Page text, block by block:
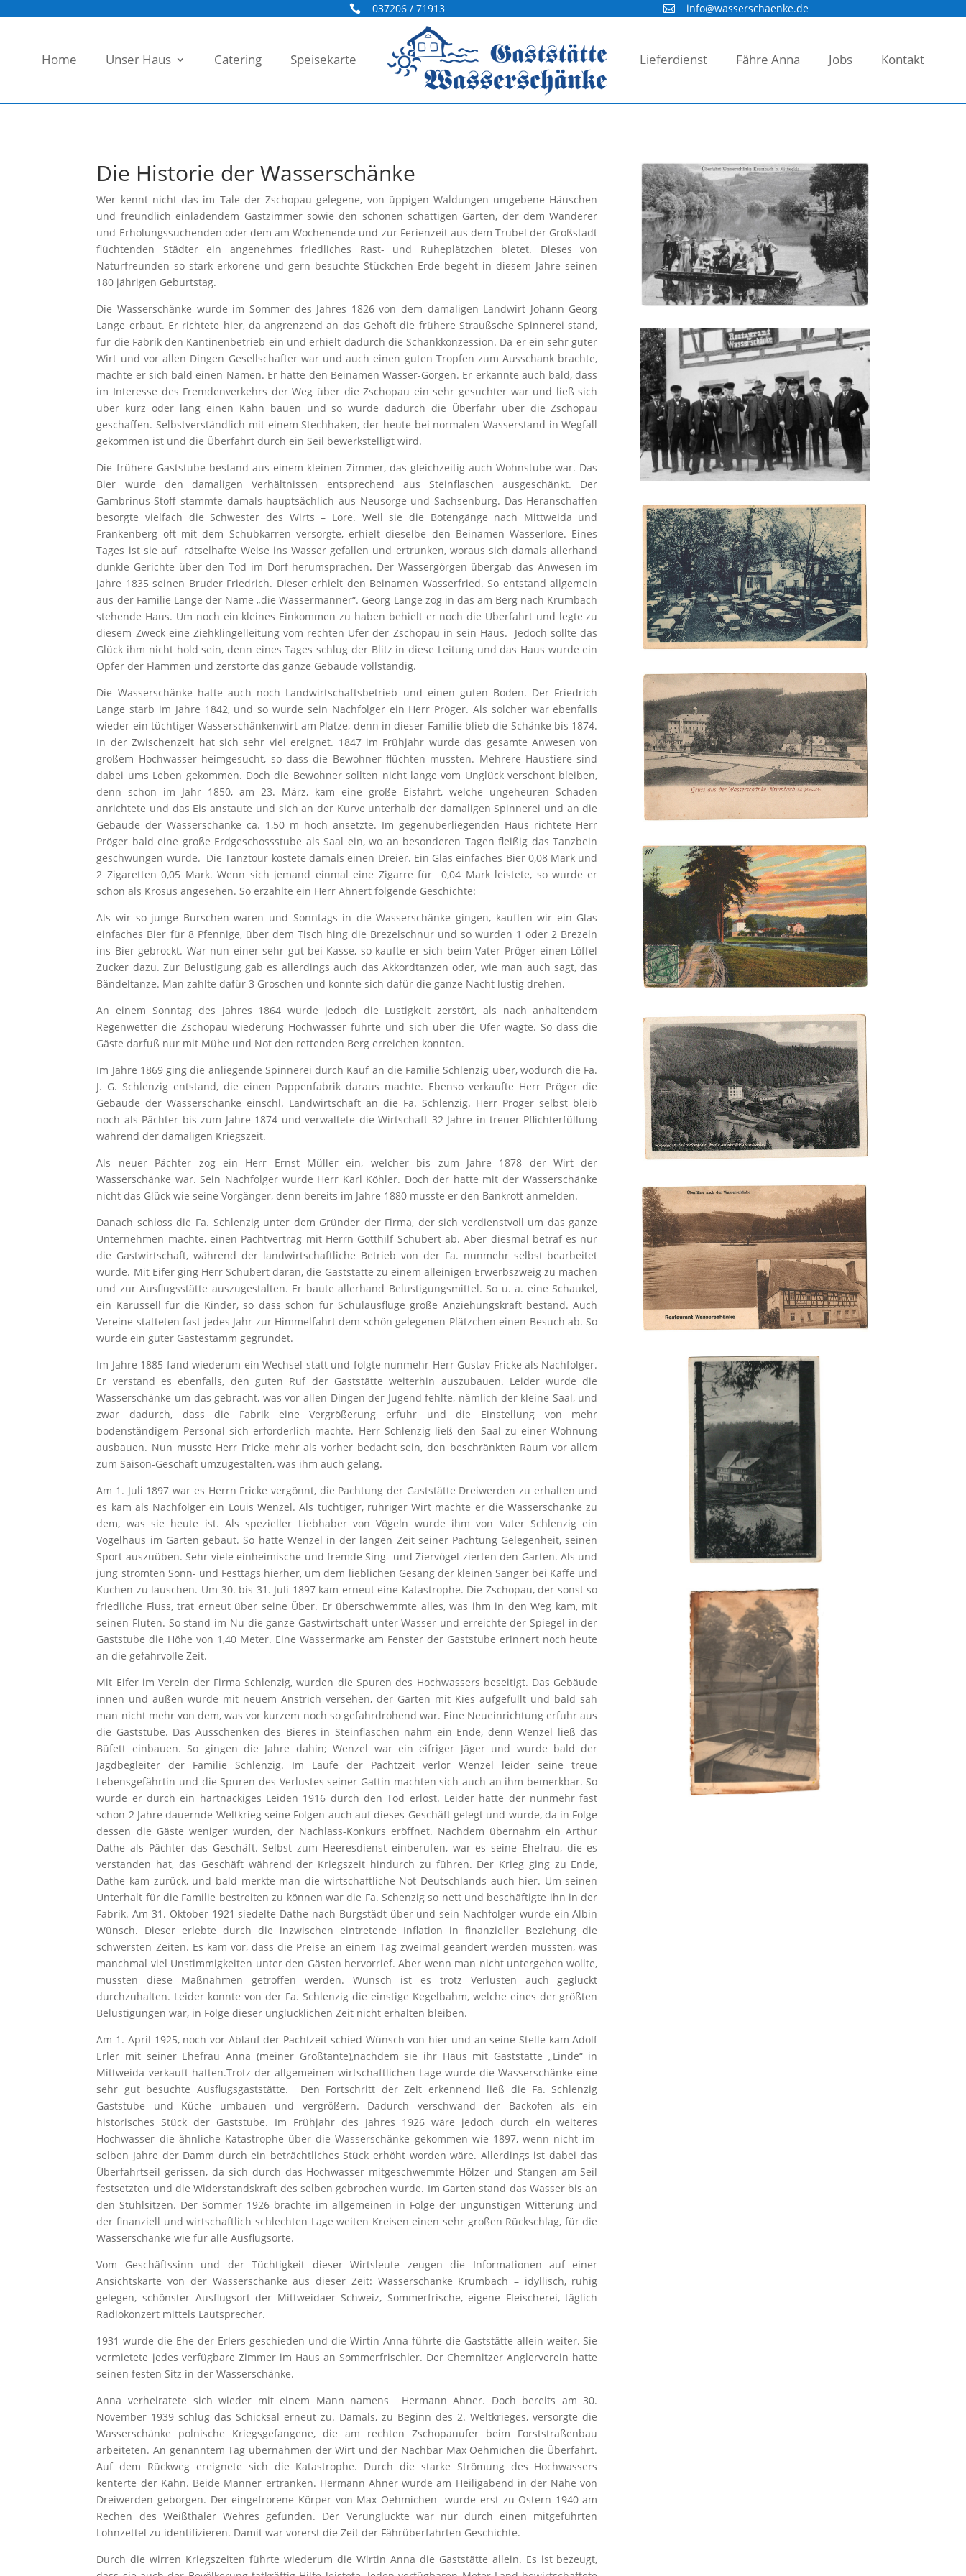
 037206 / 71913  info@wasserschaenke.de
Home Unser Haus Catering Speisekarte Lieferdienst Fähre Anna Jobs Kontakt
Die Historie der Wasserschänke
Wer kennt nicht das im Tale der Zschopau gelegene, von üppigen Waldungen umgebene Häuschen
und freundlich einladendem Gastzimmer sowie den schönen schattigen Garten, der dem Wanderer
und Erholungssuchenden oder dem am Wochenende und zur Ferienzeit aus dem Trubel der Großstadt
flüchtenden Städter ein angenehmes friedliches Rast- und Ruheplätzchen bietet. Dieses von
Naturfreunden so stark erkorene und gern besuchte Stückchen Erde begeht in diesem Jahre seinen
180 jährigen Geburtstag.
Die Wasserschänke wurde im Sommer des Jahres 1826 von dem damaligen Landwirt Johann Georg
Lange erbaut. Er richtete hier, da angrenzend an das Gehöft die frühere Straußsche Spinnerei stand,
für die Fabrik den Kantinenbetrieb ein und erhielt dadurch die Schankkonzession. Da er ein sehr guter
Wirt und vor allen Dingen Gesellschafter war und auch einen guten Tropfen zum Ausschank brachte,
machte er sich bald einen Namen. Er hatte den Beinamen Wasser-Görgen. Er erkannte auch bald, dass
im Interesse des Fremdenverkehrs der Weg über die Zschopau ein sehr gesuchter war und ließ sich
über kurz oder lang einen Kahn bauen und so wurde dadurch die Überfahr über die Zschopau
geschaffen. Selbstverständlich mit einem Stechhaken, der heute bei normalen Wasserstand in Wegfall
gekommen ist und die Überfahrt durch ein Seil bewerkstelligt wird.
Die frühere Gaststube bestand aus einem kleinen Zimmer, das gleichzeitig auch Wohnstube war. Das
Bier wurde den damaligen Verhältnissen entsprechend aus Steinflaschen ausgeschänkt. Der
Gambrinus-Stoff stammte damals hauptsächlich aus Neusorge und Sachsenburg. Das Heranschaffen
besorgte vielfach die Schwester des Wirts – Lore. Weil sie die Botengänge nach Mittweida und
Frankenberg oft mit dem Schubkarren versorgte, erhielt dieselbe den Beinamen Wasserlore. Eines
Tages ist sie auf rätselhafte Weise ins Wasser gefallen und ertrunken, woraus sich damals allerhand
dunkle Gerichte über den Tod im Dorf herumsprachen. Der Wassergörgen übergab das Anwesen im
Jahre 1835 seinen Bruder Friedrich. Dieser erhielt den Beinamen Wasserfried. So entstand allgemein
aus der Familie Lange der Name „die Wassermänner“. Georg Lange zog in das am Berg nach Krumbach
stehende Haus. Um noch ein kleines Einkommen zu haben behielt er noch die Überfahrt und legte zu
diesem Zweck eine Ziehklingelleitung vom rechten Ufer der Zschopau in sein Haus. Jedoch sollte das
Glück ihm nicht hold sein, denn eines Tages schlug der Blitz in diese Leitung und das Haus wurde ein
Opfer der Flammen und zerstörte das ganze Gebäude vollständig.
Die Wasserschänke hatte auch noch Landwirtschaftsbetrieb und einen guten Boden. Der Friedrich
Lange starb im Jahre 1842, und so wurde sein Nachfolger ein Herr Pröger. Als solcher war ebenfalls
wieder ein tüchtiger Wasserschänkenwirt am Platze, denn in dieser Familie blieb die Schänke bis 1874.
In der Zwischenzeit hat sich sehr viel ereignet. 1847 im Frühjahr wurde das gesamte Anwesen von
großem Hochwasser heimgesucht, so dass die Bewohner flüchten mussten. Mehrere Haustiere sind
dabei ums Leben gekommen. Doch die Bewohner sollten nicht lange vom Unglück verschont bleiben,
denn schon im Jahr 1850, am 23. März, kam eine große Eisfahrt, welche ungeheuren Schaden
anrichtete und das Eis anstaute und sich an der Kurve unterhalb der damaligen Spinnerei und an die
Gebäude der Wasserschänke ca. 1,50 m hoch ansetzte. Im gegenüberliegenden Haus richtete Herr
Pröger bald eine große Erdgeschossstube als Saal ein, wo an besonderen Tagen fleißig das Tanzbein
geschwungen wurde. Die Tanztour kostete damals einen Dreier. Ein Glas einfaches Bier 0,08 Mark und
2 Zigaretten 0,05 Mark. Wenn sich jemand einmal eine Zigarre für 0,04 Mark leistete, so wurde er
schon als Krösus angesehen. So erzählte ein Herr Ahnert folgende Geschichte:
Als wir so junge Burschen waren und Sonntags in die Wasserschänke gingen, kauften wir ein Glas
einfaches Bier für 8 Pfennige, über dem Tisch hing die Brezelschnur und so wurden 1 oder 2 Brezeln
ins Bier gebrockt. War nun einer sehr gut bei Kasse, so kaufte er sich beim Vater Pröger einen Löffel
Zucker dazu. Zur Belustigung gab es allerdings auch das Akkordtanzen oder, wie man auch sagt, das
Bändeltanze. Man zahlte dafür 3 Groschen und konnte sich dafür die ganze Nacht lustig drehen.
An einem Sonntag des Jahres 1864 wurde jedoch die Lustigkeit zerstört, als nach anhaltendem
Regenwetter die Zschopau wiederung Hochwasser führte und sich über die Ufer wagte. So dass die
Gäste darfuß nur mit Mühe und Not den rettenden Berg erreichen konnten.
Im Jahre 1869 ging die anliegende Spinnerei durch Kauf an die Familie Schlenzig über, wodurch die Fa.
J. G. Schlenzig entstand, die einen Pappenfabrik daraus machte. Ebenso verkaufte Herr Pröger die
Gebäude der Wasserschänke einschl. Landwirtschaft an die Fa. Schlenzig. Herr Pröger selbst bleib
noch als Pächter bis zum Jahre 1874 und verwaltete die Wirtschaft 32 Jahre in treuer Pflichterfüllung
während der damaligen Kriegszeit.
Als neuer Pächter zog ein Herr Ernst Müller ein, welcher bis zum Jahre 1878 der Wirt der
Wasserschänke war. Sein Nachfolger wurde Herr Karl Köhler. Doch der hatte mit der Wasserschänke
nicht das Glück wie seine Vorgänger, denn bereits im Jahre 1880 musste er den Bankrott anmelden.
Danach schloss die Fa. Schlenzig unter dem Gründer der Firma, der sich verdienstvoll um das ganze
Unternehmen machte, einen Pachtvertrag mit Herrn Gotthilf Schubert ab. Aber diesmal betraf es nur
die Gastwirtschaft, während der landwirtschaftliche Betrieb von der Fa. nunmehr selbst bearbeitet
wurde. Mit Eifer ging Herr Schubert daran, die Gaststätte zu einem alleinigen Erwerbszweig zu machen
und zur Ausflugsstätte auszugestalten. Er baute allerhand Belustigungsmittel. So u. a. eine Schaukel,
ein Karussell für die Kinder, so dass schon für Schulausflüge große Anziehungskraft bestand. Auch
Vereine statteten fast jedes Jahr zur Himmelfahrt dem schön gelegenen Plätzchen einen Besuch ab. So
wurde ein guter Gästestamm gegründet.
Im Jahre 1885 fand wiederum ein Wechsel statt und folgte nunmehr Herr Gustav Fricke als Nachfolger.
Er verstand es ebenfalls, den guten Ruf der Gaststätte weiterhin auszubauen. Leider wurde die
Wasserschänke um das gebracht, was vor allen Dingen der Jugend fehlte, nämlich der kleine Saal, und
zwar dadurch, dass die Fabrik eine Vergrößerung erfuhr und die Einstellung von mehr
bodenständigem Personal sich erforderlich machte. Herr Schlenzig ließ den Saal zu einer Wohnung
ausbauen. Nun musste Herr Fricke mehr als vorher bedacht sein, den beschränkten Raum vor allem
zum Saison-Geschäft umzugestalten, was ihm auch gelang.
Am 1. Juli 1897 war es Herrn Fricke vergönnt, die Pachtung der Gaststätte Dreiwerden zu erhalten und
es kam als Nachfolger ein Louis Wenzel. Als tüchtiger, rühriger Wirt machte er die Wasserschänke zu
dem, was sie heute ist. Als spezieller Liebhaber von Vögeln wurde ihm von Vater Schlenzig ein
Vogelhaus im Garten gebaut. So hatte Wenzel in der langen Zeit seiner Pachtung Gelegenheit, seinen
Sport auszuüben. Sehr viele einheimische und fremde Sing- und Ziervögel zierten den Garten. Als und
jung strömten Sonn- und Festtags hierher, um dem lieblichen Gesang der kleinen Sänger bei Kaffe und
Kuchen zu lauschen. Um 30. bis 31. Juli 1897 kam erneut eine Katastrophe. Die Zschopau, der sonst so
friedliche Fluss, trat erneut über seine Über. Er überschwemmte alles, was ihm in den Weg kam, mit
seinen Fluten. So stand im Nu die ganze Gastwirtschaft unter Wasser und erreichte der Spiegel in der
Gaststube die Höhe von 1,40 Meter. Eine Wassermarke am Fenster der Gaststube erinnert noch heute
an die gefahrvolle Zeit.
Mit Eifer im Verein der Firma Schlenzig, wurden die Spuren des Hochwassers beseitigt. Das Gebäude
innen und außen wurde mit neuem Anstrich versehen, der Garten mit Kies aufgefüllt und bald sah
man nicht mehr von dem, was vor kurzem noch so gefahrdrohend war. Eine Neueinrichtung erfuhr aus
die Gaststube. Das Ausschenken des Bieres in Steinflaschen nahm ein Ende, denn Wenzel ließ das
Büfett einbauen. So gingen die Jahre dahin; Wenzel war ein eifriger Jäger und wurde bald der
Jagdbegleiter der Familie Schlenzig. Im Laufe der Pachtzeit verlor Wenzel leider seine treue
Lebensgefährtin und die Spuren des Verlustes seiner Gattin machten sich auch an ihm bemerkbar. So
wurde er durch ein hartnäckiges Leiden 1916 durch den Tod erlöst. Leider hatte der nunmehr fast
schon 2 Jahre dauernde Weltkrieg seine Folgen auch auf dieses Geschäft gelegt und wurde, da in Folge
dessen die Gäste weniger wurden, der Nachlass-Konkurs eröffnet. Nachdem übernahm ein Arthur
Dathe als Pächter das Geschäft. Selbst zum Heeresdienst einberufen, war es seine Ehefrau, die es
verstanden hat, das Geschäft während der Kriegszeit hindurch zu führen. Der Krieg ging zu Ende,
Dathe kam zurück, und bald merkte man die wirtschaftliche Not Deutschlands auch hier. Um seinen
Unterhalt für die Familie bestreiten zu können war die Fa. Schenzig so nett und beschäftigte ihn in der
Fabrik. Am 31. Oktober 1921 siedelte Dathe nach Burgstädt über und sein Nachfolger wurde ein Albin
Wünsch. Dieser erlebte durch die inzwischen eintretende Inflation in finanzieller Beziehung die
schwersten Zeiten. Es kam vor, dass die Preise an einem Tag zweimal geändert werden mussten, was
manchmal viel Unstimmigkeiten unter den Gästen hervorrief. Aber wenn man nicht untergehen wollte,
mussten diese Maßnahmen getroffen werden. Wünsch ist es trotz Verlusten auch geglückt
durchzuhalten. Leider konnte von der Fa. Schlenzig die einstige Kegelbahm, welche eines der größten
Belustigungen war, in Folge dieser unglücklichen Zeit nicht erhalten bleiben.
Am 1. April 1925, noch vor Ablauf der Pachtzeit schied Wünsch von hier und an seine Stelle kam Adolf
Erler mit seiner Ehefrau Anna (meiner Großtante),nachdem sie ihr Haus mit Gaststätte „Linde“ in
Mittweida verkauft hatten.Trotz der allgemeinen wirtschaftlichen Lage wurde die Wasserschänke eine
sehr gut besuchte Ausflugsgaststätte. Den Fortschritt der Zeit erkennend ließ die Fa. Schlenzig
Gaststube und Küche umbauen und vergrößern. Dadurch verschwand der Backofen als ein
historisches Stück der Gaststube. Im Frühjahr des Jahres 1926 wäre jedoch durch ein weiteres
Hochwasser die ähnliche Katastrophe über die Wasserschänke gekommen wie 1897, wenn nicht im
selben Jahre der Damm durch ein beträchtliches Stück erhöht worden wäre. Allerdings ist dabei das
Überfahrtseil gerissen, da sich durch das Hochwasser mitgeschwemmte Hölzer und Stangen am Seil
festsetzten und die Widerstandskraft des selben gebrochen wurde. Im Garten stand das Wasser bis an
den Stuhlsitzen. Der Sommer 1926 brachte im allgemeinen in Folge der ungünstigen Witterung und
der finanziell und wirtschaftlich schlechten Lage weiten Kreisen einen sehr großen Rückschlag, für die
Wasserschänke wie für alle Ausflugsorte.
Vom Geschäftssinn und der Tüchtigkeit dieser Wirtsleute zeugen die Informationen auf einer
Ansichtskarte von der Wasserschänke aus dieser Zeit: Wasserschänke Krumbach – idyllisch, ruhig
gelegen, schönster Ausflugsort der Mittweidaer Schweiz, Sommerfrische, eigene Fleischerei, täglich
Radiokonzert mittels Lautsprecher.
1931 wurde die Ehe der Erlers geschieden und die Wirtin Anna führte die Gaststätte allein weiter. Sie
vermietete jedes verfügbare Zimmer im Haus an Sommerfrischler. Der Chemnitzer Anglerverein hatte
seinen festen Sitz in der Wasserschänke.
Anna verheiratete sich wieder mit einem Mann namens Hermann Ahner. Doch bereits am 30.
November 1939 schlug das Schicksal erneut zu. Damals, zu Beginn des 2. Weltkrieges, versorgte die
Wasserschänke polnische Kriegsgefangene, die am rechten Zschopauufer beim Forststraßenbau
arbeiteten. An genanntem Tag übernahmen der Wirt und der Nachbar Max Oehmichen die Überfahrt.
Auf dem Rückweg ereignete sich die Katastrophe. Durch die starke Strömung des Hochwassers
kenterte der Kahn. Beide Männer ertranken. Hermann Ahner wurde am Heiligabend in der Nähe von
Dreiwerden geborgen. Der eingefrorene Körper von Max Oehmichen wurde erst zu Ostern 1940 am
Rechen des Weißthaler Wehres gefunden. Der Verunglückte war nur durch einen mitgeführten
Lohnzettel zu identifizieren. Damit war vorerst die Zeit der Fährüberfahrten Geschichte.
Durch die wirren Kriegszeiten führte wiederum die Wirtin Anna die Gaststätte allein. Es ist bezeugt,